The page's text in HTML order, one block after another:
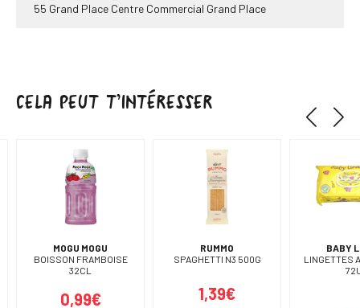
55 Grand Place Centre Commercial Grand Place
Ouvert de 8.30 à 20.30
Aller à la boutique
Plus de détails
PrimaPrix Levallois
CELA PEUT T’INTÉRESSER
MOGU MOGU
BOISSON FRAMBOISE
32CL
0,99€
RUMMO
SPAGHETTI N3 500G
1,39€
BABY
LINGETTES